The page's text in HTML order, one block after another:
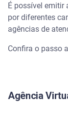
É possível emitir
por diferentes
agências de
Confira o passo
Agência